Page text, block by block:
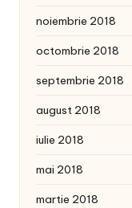
noiembrie 2018
octombrie 2018
septembrie 2018
august 2018
iulie 2018
mai 2018
martie 2018